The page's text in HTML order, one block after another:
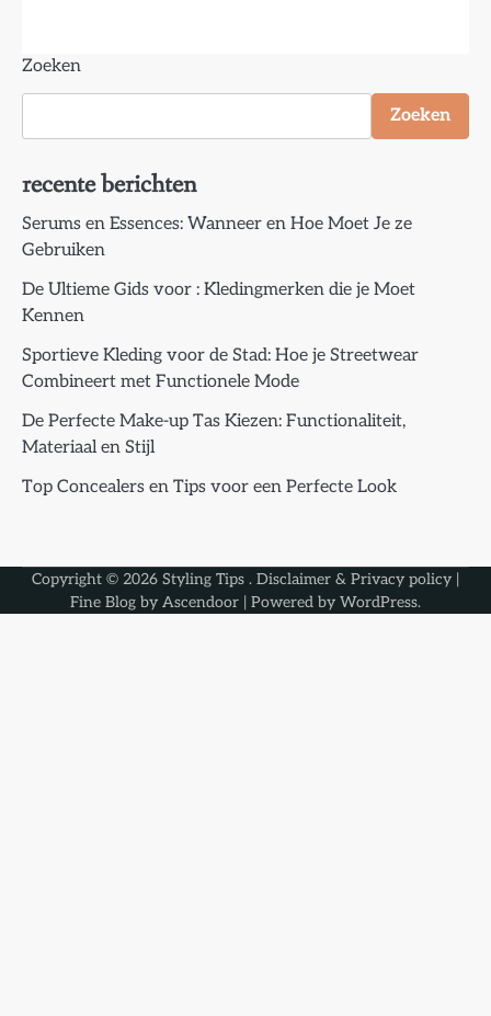
Zoeken
Zoeken
recente berichten
Serums en Essences: Wanneer en Hoe Moet Je ze
Gebruiken
De Ultieme Gids voor : Kledingmerken die je Moet
Kennen
Sportieve Kleding voor de Stad: Hoe je Streetwear
Combineert met Functionele Mode
De Perfecte Make-up Tas Kiezen: Functionaliteit,
Materiaal en Stijl
Top Concealers en Tips voor een Perfecte Look
Copyright © 2026 Styling Tips . Disclaimer & Privacy policy |
Fine Blog by Ascendoor | Powered by WordPress.